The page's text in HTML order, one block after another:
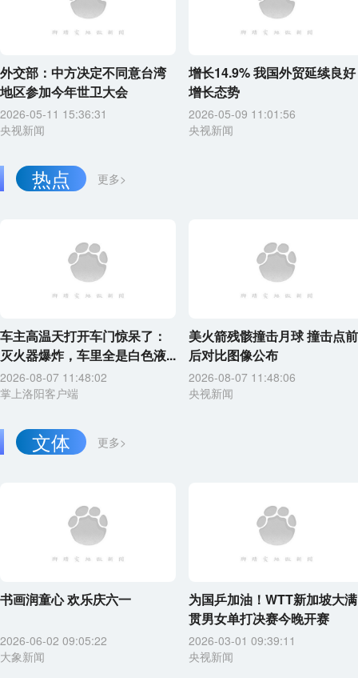
外交部：中方决定不同意台湾
地区参加今年世卫大会
2026-05-11 15:36:31
央视新闻
增长14.9% 我国外贸延续良好
增长态势
2026-05-09 11:01:56
央视新闻
更多>
热点
车主高温天打开车门惊呆了：
灭火器爆炸，车里全是白色液...
2026-08-07 11:48:02
掌上洛阳客户端
美火箭残骸撞击月球 撞击点前
后对比图像公布
2026-08-07 11:48:06
央视新闻
更多>
文体
书画润童心 欢乐庆六一
2026-06-02 09:05:22
大象新闻
为国乒加油！WTT新加坡大满
贯男女单打决赛今晚开赛
2026-03-01 09:39:11
央视新闻